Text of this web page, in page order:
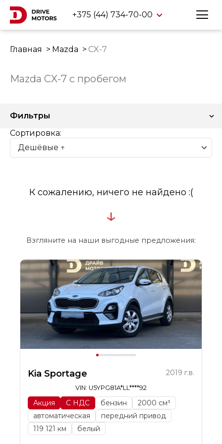
+375 (44) 734-70-00
Главная Mazda CX-7
Mazda CX-7 с пробегом
Фильтры
Сортировка:
К сожалению, ничего не найдено :(
↓
Взгляните на наши выгодные предложения:
Kia Sportage 2019 г.в.
VIN: U5YPG81A*LL****92
Акция С НДС бензин
2000 см³
автоматическая
передний привод
119 121 км
белый